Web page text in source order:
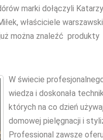
marki dołączyli
właściciele
można znaleźć produkty
W świecie
wiedza i doskonała
których na co dzień
domowej pielęgnacji i
Professional zawsze